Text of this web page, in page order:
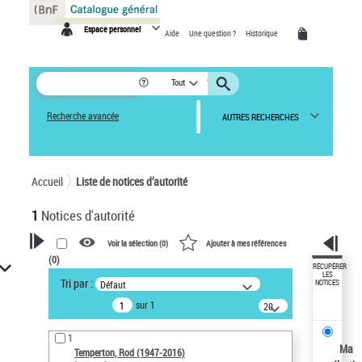
Espace personnel Aide Une question ? Historique
Tout
Recherche avancée AUTRES RECHERCHES
Accueil Liste de notices d’autorité
1 Notices d'autorité
VOTRE RECHERCHE
Recherche avancée dans les
notices d’autorité
Œuvres liées à l'auteur :
Temperton, Rod (1947-2016)
Voir la sélection (0) Ajouter à mes références
(0)
Tri par : Défaut
sur 1
20
résultats/page
1
Temperton, Rod (1947-2016)
RÉCUPÉRER
LES
NOTICES
Ma
Panneau de gestion des cookies